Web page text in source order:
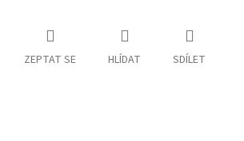
ZEPTAT SE HLÍDAT SDÍLET